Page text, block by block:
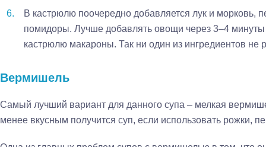
В кастрюлю поочередно добавляется лук и морковь,
помидоры. Лучше добавлять овощи через 3–4 минуты
кастрюлю макароны. Так ни один из ингредиентов не
Вермишель
Самый лучший вариант для данного супа – мелкая
менее вкусным получится суп, если использовать рожки,